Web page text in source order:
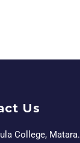
Us
College, Matara.